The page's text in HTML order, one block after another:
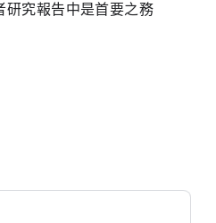
研究報告中是首要之務